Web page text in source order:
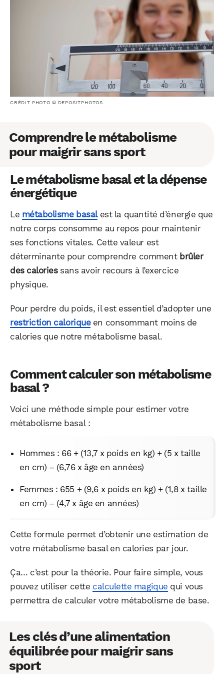
CRÉDIT PHOTO © DEPOSITPHOTOS
Comprendre le métabolisme
pour maigrir sans sport
Le métabolisme basal et la dépense
énergétique
Le métabolisme basalest la quantité d’énergie que
notre corps consomme au repos pour maintenir
ses fonctions vitales. Cette valeur est
déterminante pour comprendre comment brûler
des caloriessans avoir recours à l’exercice
physique.
Pour perdre du poids, il est essentiel d’adopter une
restriction caloriqueen consommant moins de
calories que notre métabolisme basal.
Comment calculer son métabolisme
basal ?
Voici une méthode simple pour estimer votre
métabolisme basal :
Hommes : 66 + (13,7 x poids en kg) + (5 x taille
en cm) – (6,76 x âge en années)
Femmes : 655 + (9,6 x poids en kg) + (1,8 x taille
en cm) – (4,7 x âge en années)
Cette formule permet d’obtenir une estimation de
votre métabolisme basal en calories par jour.
Ça… c’est pour la théorie. Pour faire simple, vous
pouvez utiliser cette calculette magique qui vous
permettra de calculer votre métabolisme de base.
Les clés d’une alimentation
équilibrée pour maigrir sans
sport